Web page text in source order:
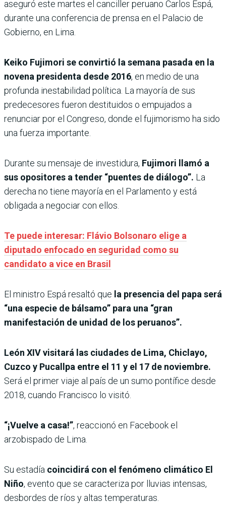
aseguró este martes el canciller peruano Carlos Espá,
durante una conferencia de prensa en el Palacio de
Gobierno, en Lima.
Keiko Fujimori se convirtió la semana pasada en la
novena presidenta desde 2016, en medio de una
profunda inestabilidad política. La mayoría de sus
predecesores fueron destituidos o empujados a
renunciar por el Congreso, donde el fujimorismo ha sido
una fuerza importante.
Durante su mensaje de investidura, Fujimori llamó a
sus opositores a tender “puentes de diálogo”. La
derecha no tiene mayoría en el Parlamento y está
obligada a negociar con ellos.
Te puede interesar: Flávio Bolsonaro elige a
diputado enfocado en seguridad como su
candidato a vice en Brasil
El ministro Espá resaltó que la presencia del papa será
“una especie de bálsamo” para una “gran
manifestación de unidad de los peruanos”.
León XIV visitará las ciudades de Lima, Chiclayo,
Cuzco y Pucallpa entre el 11 y el 17 de noviembre.
Será el primer viaje al país de un sumo pontífice desde
2018, cuando Francisco lo visitó.
“¡Vuelve a casa!”, reaccionó en Facebook el
arzobispado de Lima.
Su estadía coincidirá con el fenómeno climático El
Niño, evento que se caracteriza por lluvias intensas,
desbordes de ríos y altas temperaturas.